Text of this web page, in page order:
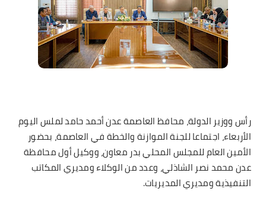
رأس ووزير الدولة، محافظ العاصمة عدن أحمد حامد لملس اليوم
الأربعاء، اجتماعا للجنة الموازنة والخطة في العاصمة، بحضور
الأمين العام للمجلس المحلي بدر معاون، ووكيل أول محافظة
عدن محمد نصر الشاذلي، وعدد من الوكلاء ومديري المكاتب
التنفيذية ومديري المديريات.